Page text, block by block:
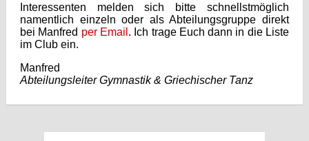
Interessenten melden sich bitte schnellstmöglich
namentlich einzeln oder als Abteilungsgruppe direkt
bei Manfred per Email . Ich trage Euch dann in die Liste
im Club ein.
Manfred
Abteilungsleiter Gymnastik & Griechischer Tanz